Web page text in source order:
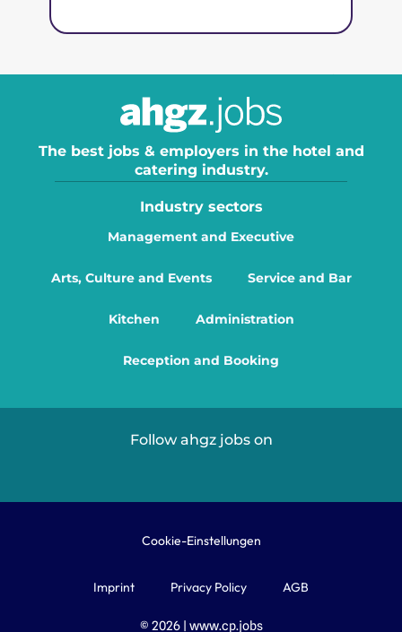
The best jobs & employers in the hotel and
catering industry.
Industry sectors
Management and Executive
Arts, Culture and Events Service and Bar
Kitchen Administration
Reception and Booking
Follow ahgz jobs on
Cookie-Einstellungen
Imprint Privacy Policy AGB
© 2026 | www.cp.jobs